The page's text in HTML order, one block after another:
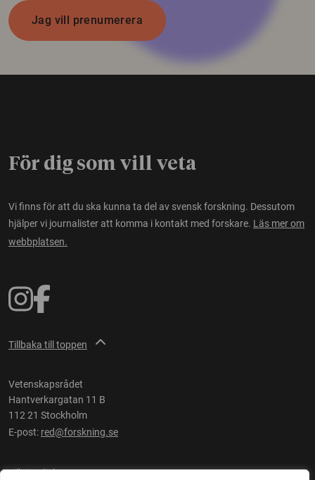
Jag vill prenumerera
För dig som vill veta
Vi finns för att du ska kunna ta del av svensk forskning. Dessutom
hjälper vi journalister att komma i kontakt med forskare. Läs mer om
webbplatsen.
Tillbaka till toppen
Vetenskapsrådet
Hantverkargatan 11 B
112 21 Stockholm
E-post: red@forskning.se
Tillgänglighet